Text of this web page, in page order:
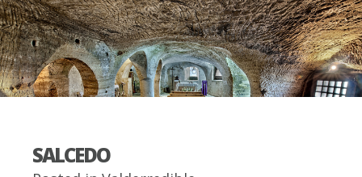
SALCEDO